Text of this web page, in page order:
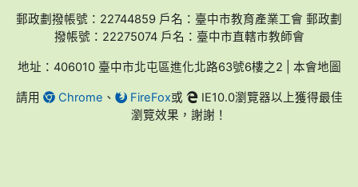
郵政劃撥帳號：22744859 戶名：臺中市教育產業工會 郵政劃
撥帳號：22275074 戶名：臺中市直轄市教師會
地址：406010 臺中市北屯區進化北路63號6樓之2 | 本會地圖
請用 Chrome 、 FireFox或
IE10.0瀏覽器以上獲得最佳
瀏覽效果，謝謝！